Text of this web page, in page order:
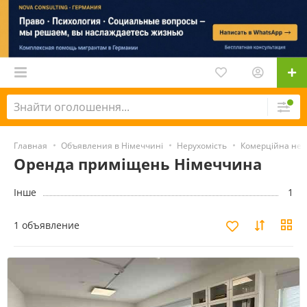
Главная Объявления в Німеччині Нерухомість Комерційна
Оренда приміщень Німеччина
Інше 1
1 объявление